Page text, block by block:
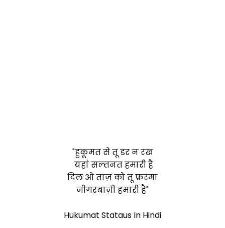
"हुक़ूमत से तू डर न रख
यहां सल्तनत हमारी है
दिल ओ ताज़ को तू फ़रमा
जीगरबाज़ी हमारी है"
Hukumat Stataus In Hindi